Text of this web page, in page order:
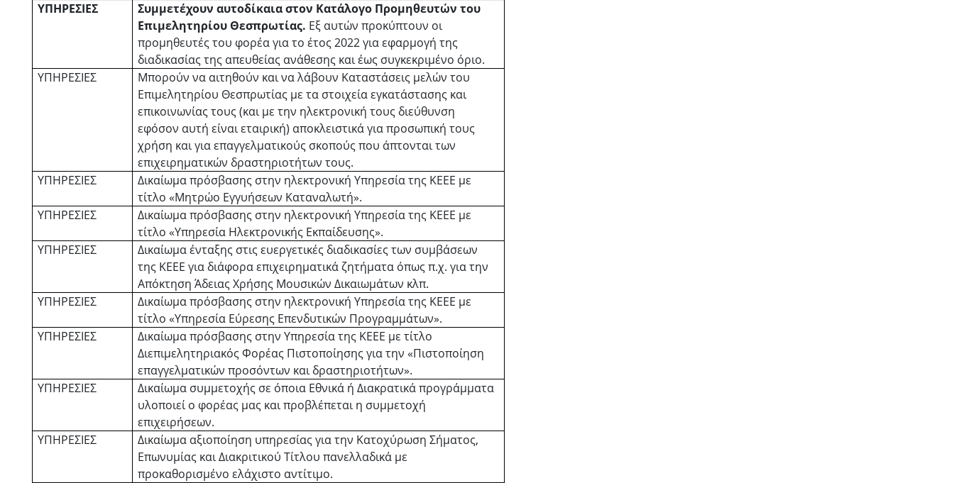
ΥΠΗΡΕΣΙΕΣ
Συμμετέχουν αυτοδίκαια στον Κατάλογο Προμηθευτών του
Επιμελητηρίου Θεσπρωτίας. Εξ αυτών προκύπτουν οι
προμηθευτές του φορέα για το έτος 2022 για εφαρμογή της
διαδικασίας της απευθείας ανάθεσης και έως συγκεκριμένο όριο.
ΥΠΗΡΕΣΙΕΣ
Μπορούν να αιτηθούν και να λάβουν Καταστάσεις μελών του
Επιμελητηρίου Θεσπρωτίας με τα στοιχεία εγκατάστασης και
επικοινωνίας τους (και με την ηλεκτρονική τους διεύθυνση
εφόσον αυτή είναι εταιρική) αποκλειστικά για προσωπική τους
χρήση και για επαγγελματικούς σκοπούς που άπτονται των
επιχειρηματικών δραστηριοτήτων τους.
ΥΠΗΡΕΣΙΕΣ
Δικαίωμα πρόσβασης στην ηλεκτρονική Υπηρεσία της ΚΕΕΕ με
τίτλο «Μητρώο Εγγυήσεων Καταναλωτή».
ΥΠΗΡΕΣΙΕΣ
Δικαίωμα πρόσβασης στην ηλεκτρονική Υπηρεσία της ΚΕΕΕ με
τίτλο «Υπηρεσία Ηλεκτρονικής Εκπαίδευσης».
ΥΠΗΡΕΣΙΕΣ
Δικαίωμα ένταξης στις ευεργετικές διαδικασίες των συμβάσεων
της ΚΕΕΕ για διάφορα επιχειρηματικά ζητήματα όπως π.χ. για την
Απόκτηση Άδειας Χρήσης Μουσικών Δικαιωμάτων κλπ.
ΥΠΗΡΕΣΙΕΣ
Δικαίωμα πρόσβασης στην ηλεκτρονική Υπηρεσία της ΚΕΕΕ με
τίτλο «Υπηρεσία Εύρεσης Επενδυτικών Προγραμμάτων».
ΥΠΗΡΕΣΙΕΣ
Δικαίωμα πρόσβασης στην Υπηρεσία της ΚΕΕΕ με τίτλο
Διεπιμελητηριακός Φορέας Πιστοποίησης για την «Πιστοποίηση
επαγγελματικών προσόντων και δραστηριοτήτων».
ΥΠΗΡΕΣΙΕΣ
Δικαίωμα συμμετοχής σε όποια Εθνικά ή Διακρατικά προγράμματα
υλοποιεί ο φορέας μας και προβλέπεται η συμμετοχή
επιχειρήσεων.
ΥΠΗΡΕΣΙΕΣ
Δικαίωμα αξιοποίηση υπηρεσίας για την Κατοχύρωση Σήματος,
Επωνυμίας και Διακριτικού Τίτλου πανελλαδικά με
προκαθορισμένο ελάχιστο αντίτιμο.